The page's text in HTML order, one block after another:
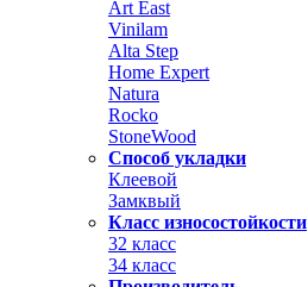
Art East
Vinilam
Alta Step
Home Expert
Natura
Rocko
StoneWood
Способ укладки
Клеевой
Замквый
Класс износостойкости
32 класс
34 класс